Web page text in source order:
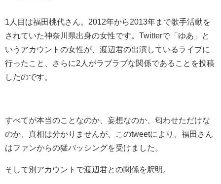
1人目は福田桃代さん。2012年から2013年まで歌手活動を
されていた神奈川県出身の女性です。Twitterで「ゆあ」と
いうアカウントの女性が、渡辺君の出演しているライブに
行ったこと、さらに2人がラブラブな関係であることを投稿
したのです。
すべてが本当のことなのか、妄想なのか、匂わせただけな
のか、真相は分かりませんが、このtweetにより、福田さん
はファンからの猛バッシングを受けました。
そして別アカウントで渡辺君との関係を釈明。